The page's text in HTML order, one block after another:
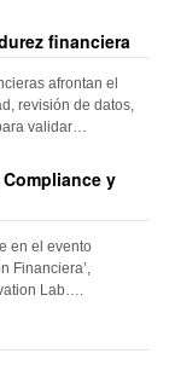
financiera
afrontan el
revisión de datos,
validar…
y
en el evento
Financiera’,
Lab….